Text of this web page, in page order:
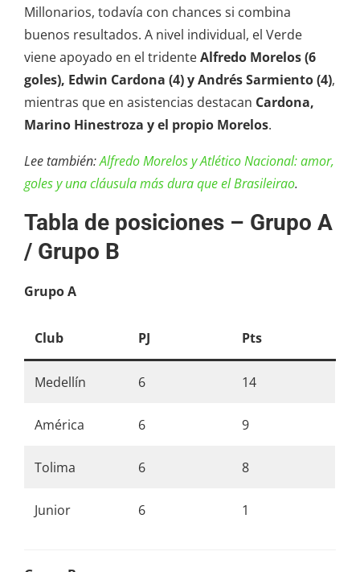
Millonarios, todavía con chances si combina
buenos resultados. A nivel individual, el Verde
viene apoyado en el tridenteAlfredo Morelos (6
goles), Edwin Cardona (4) y Andrés Sarmiento (4),
mientras que en asistencias destacan Cardona,
Marino Hinestroza y el propio Morelos.
Lee también:Alfredo Morelos y Atlético Nacional: amor,
goles y una cláusula más dura que el Brasileirao.
Tabla de posiciones – Grupo A
/ Grupo B
Grupo A
Club PJ Pts
Medellín 6 14
América 6 9
Tolima 6 8
Junior 6 1